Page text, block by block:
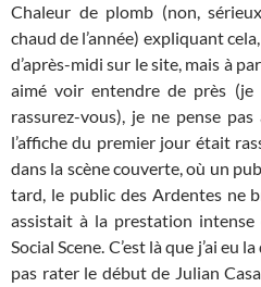
Chaleur de plomb (non,
chaud de l’année) expliquant
d’après-midi sur le site, mais à
aimé voir entendre de près (je
rassurez-vous), je ne pense
l’affiche du premier jour était
dans la scène couverte, où un
tard, le public des Ardentes ne
assistait à la prestation
Social Scene. C’est là que j’ai eu
pas rater le début de Julian